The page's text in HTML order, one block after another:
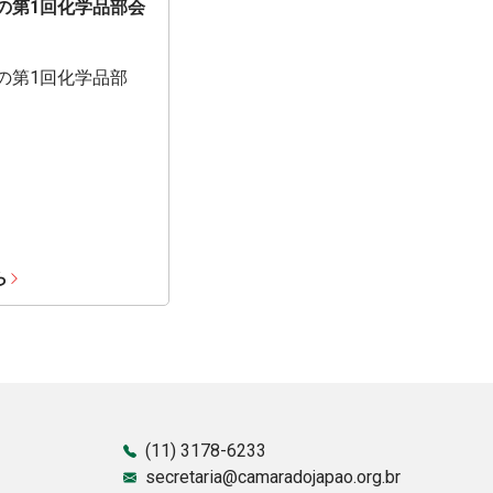
第1回化学品部会
第1回化学品部
(11) 3178-6233
secretaria@camaradojapao.org.br